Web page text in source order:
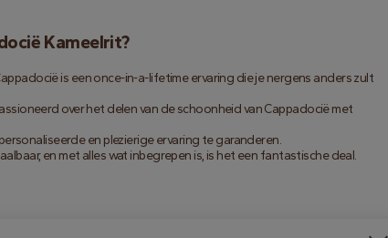
Kameelrit?
is een once-in-a-lifetime ervaring die je nergens anders zult
over het delen van de schoonheid van Cappadocië met
en plezierige ervaring te garanderen.
en met alles wat inbegrepen is, is het een fantastische deal.